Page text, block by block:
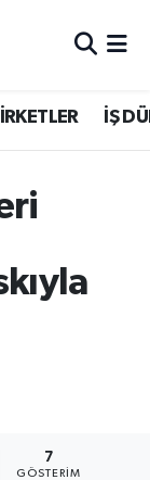
İŞ
7
GÖSTERIM